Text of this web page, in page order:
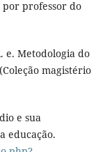
por professor do
e. Metodologia do
magistério
e sua
educação.